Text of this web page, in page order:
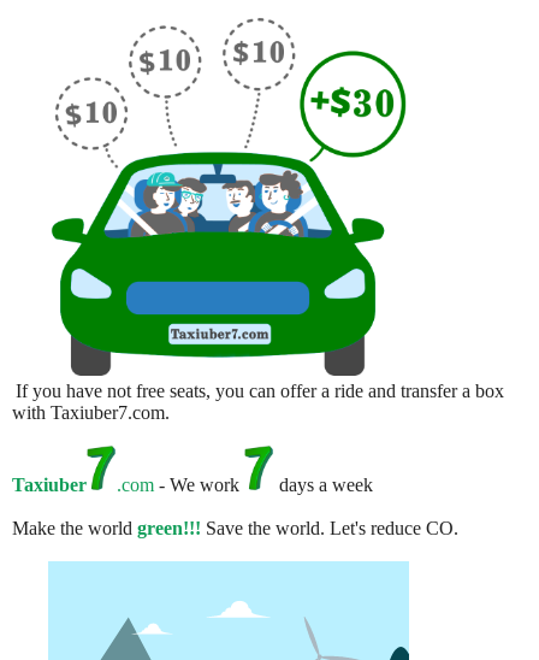
If you have not free seats, you can offer a ride and transfer a box
with Taxiuber7.com.
Taxiuber .com - We work days a week
Make the world green!!! Save the world. Let's reduce CO.